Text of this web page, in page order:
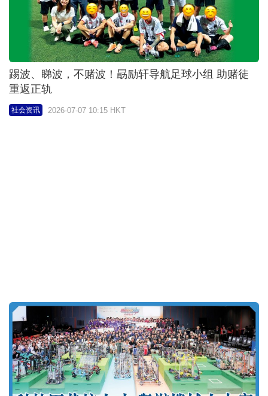
友邦香港以艺术文化 谱写健康新定义
社会资讯 2026-07-02 09:00 HKT